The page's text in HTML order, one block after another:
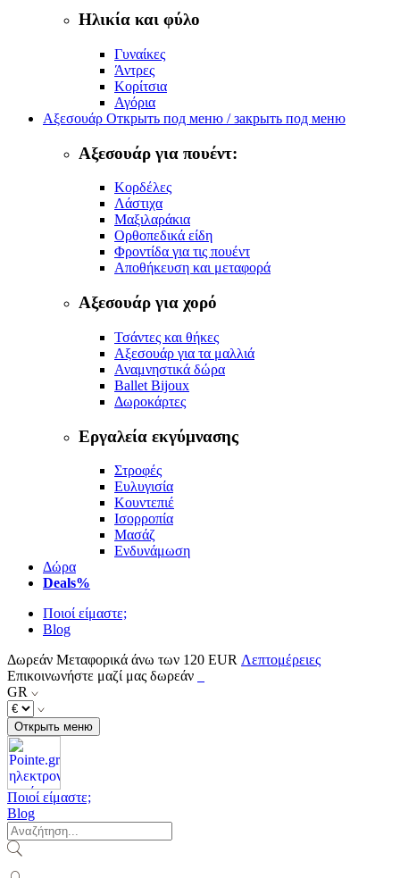
Ηλικία και φύλο
Γυναίκες
Άντρες
Κορίτσια
Αγόρια
Αξεσουάρ Открыть под меню / закрыть под меню
Αξεσουάρ για πουέντ:
Κορδέλες
Λάστιχα
Μαξιλαράκια
Ορθοπεδικά είδη
Φροντίδα για τις πουέντ
Αποθήκευση και μεταφορά
Αξεσουάρ για χορό
Τσάντες και θήκες
Αξεσουάρ για τα μαλλιά
Αναμνηστικά δώρα
Ballet Bijoux
Δωροκάρτες
Εργαλεία εκγύμνασης
Στροφές
Ευλυγισία
Κουντεπιέ
Ισορροπία
Μασάζ
Ενδυνάμωση
Δώρα
Deals%
Ποιοί είμαστε;
Blog
Δωρεάν Μεταφορικά άνω των 120 EUR Λεπτομέρειες
Επικοινωνήστε μαζί μας δωρεάν
GR
Открыть меню
Ποιοί είμαστε;
Blog